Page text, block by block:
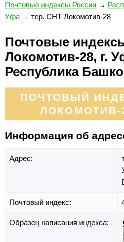
Почтовые индексы России →
Уфа → тер. СНТ Локомотив-28
Почтовые
Локомотив-28, г.
Республика
ПОЧТОВЫЙ
ЛОКОМОТИВ-
Информация об
Адрес:
Почтовый индекс:
Образец написания индекса: